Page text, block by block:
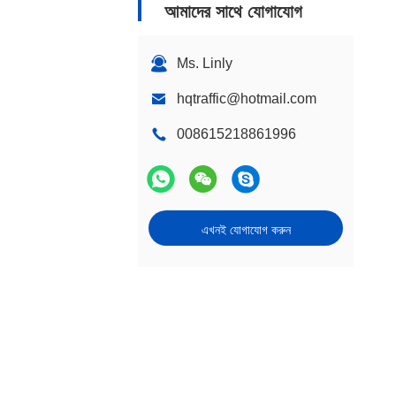
আমাদের সাথে যোগাযোগ
Ms. Linly
hqtraffic@hotmail.com
008615218861996
এখনই যোগাযোগ করুন